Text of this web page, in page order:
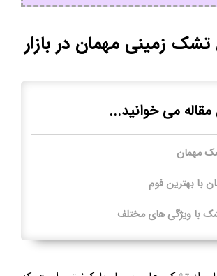
زمینی مهمان در بازار
می خوانید...
مهمان
با بهترین فوم
با ویژگی های مختلف